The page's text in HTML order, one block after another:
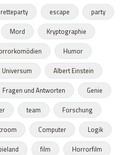
escape
party
Mord
Kryptographie
Humor
Universum
Albert Einstein
Fragen und Antworten
Genie
team
Forschung
Computer
Logik
film
Horrorfilm